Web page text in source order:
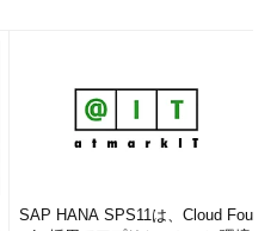
SAP HANA SPS11は、Cloud Fou